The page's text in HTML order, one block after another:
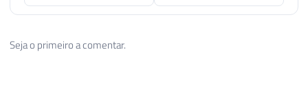
Seja o primeiro a comentar.